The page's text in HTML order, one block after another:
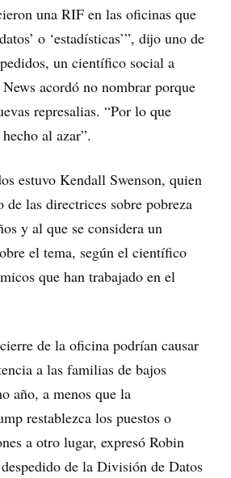
una RIF en las oficinas que
o ‘estadísticas’”, dijo uno de
un científico social a
acordó no nombrar porque
represalias. “Por lo que
al azar”.
estuvo Kendall Swenson, quien
las directrices sobre pobreza
y al que se considera un
el tema, según el científico
que han trabajado en el
de la oficina podrían causar
a las familias de bajos
año, a menos que la
restablezca los puestos o
a otro lugar, expresó Robin
de la División de Datos